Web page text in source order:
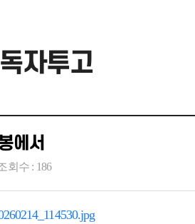
자투고
에서
회수 : 186